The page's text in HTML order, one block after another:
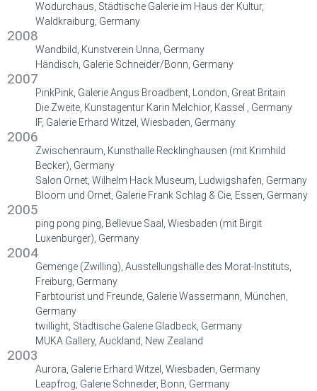
Wodurchaus, Städtische Galerie im Haus der Kultur,
Waldkraiburg, Germany
2008
Wandbild, Kunstverein Unna, Germany
Händisch, Galerie Schneider/Bonn, Germany
2007
PinkPink, Galerie Angus Broadbent, London, Great Britain
Die Zweite, Kunstagentur Karin Melchior, Kassel , Germany
IF, Galerie Erhard Witzel, Wiesbaden, Germany
2006
Zwischenraum, Kunsthalle Recklinghausen (mit Krimhild
Becker), Germany
Salon Ornet, Wilhelm Hack Museum, Ludwigshafen, Germany
Bloom und Ornet, Galerie Frank Schlag & Cie, Essen, Germany
2005
ping pong ping, Bellevue Saal, Wiesbaden (mit Birgit
Luxenburger), Germany
2004
Gemenge (Zwilling), Ausstellungshalle des Morat-Instituts,
Freiburg, Germany
Farbtourist und Freunde, Galerie Wassermann, München,
Germany
twillight, Städtische Galerie Gladbeck, Germany
MUKA Gallery, Auckland, New Zealand
2003
Aurora, Galerie Erhard Witzel, Wiesbaden, Germany
Leapfrog, Galerie Schneider, Bonn, Germany